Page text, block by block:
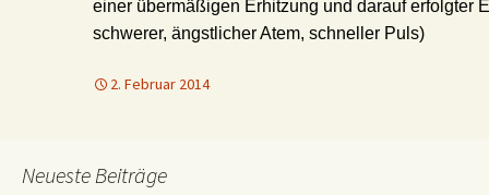
einer übermäßigen Erhitzung und darauf erfolgter
schwerer, ängstlicher Atem, schneller Puls)
2. Februar 2014
Neueste Beiträge